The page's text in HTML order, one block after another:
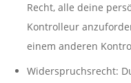
Recht, alle deine
Kontrolleur
einem anderen
Widerspruchsrecht: